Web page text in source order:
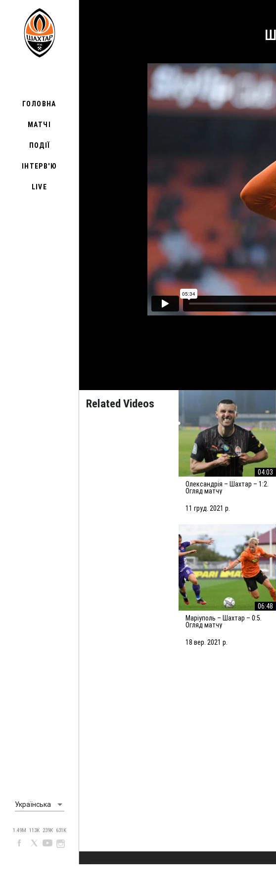
ГОЛОВНА
МАТЧІ
ПОДІЇ
ІНТЕРВ'Ю
LIVE
Українська
1.49M 113K 239K 631K
Related Videos
04:03
Олександрія – Шахтар – 1:2.
Огляд матчу
11 груд. 2021 р.
06:48
Маріуполь – Шахтар – 0:5.
Огляд матчу
18 вер. 2021 р.